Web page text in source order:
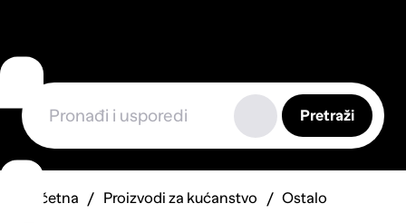
Pretraži
Početna Proizvodi za kućanstvo Ostalo